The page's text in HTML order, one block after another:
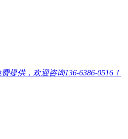
供，欢迎咨询136-6386-0516！